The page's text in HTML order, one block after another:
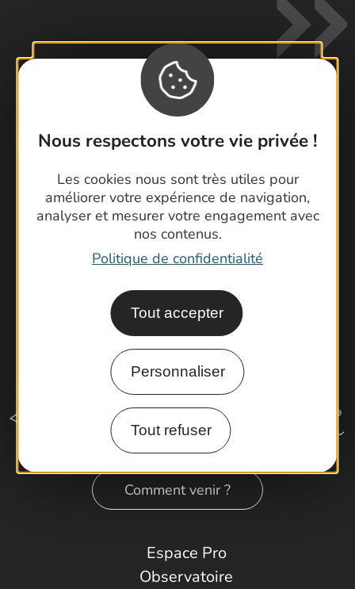
Nous respectons votre vie privée !
Les cookies nous sont très utiles pour
améliorer votre expérience de navigation,
analyser et mesurer votre engagement avec
nos contenus.
Politique de confidentialité
Tout accepter
Personnaliser
Tout refuser
Contactez-nous !
Brochures
Cartoguides et Topoguides
Latitude Gard
Comment venir ?
Espace Pro
Observatoire